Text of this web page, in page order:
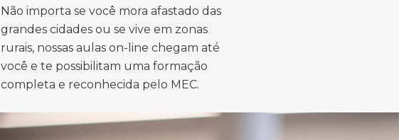
Não importa se você mora afastado das
grandes cidades ou se vive em zonas
rurais, nossas aulas on-line chegam até
você e te possibilitam uma formação
completa e reconhecida pelo MEC.